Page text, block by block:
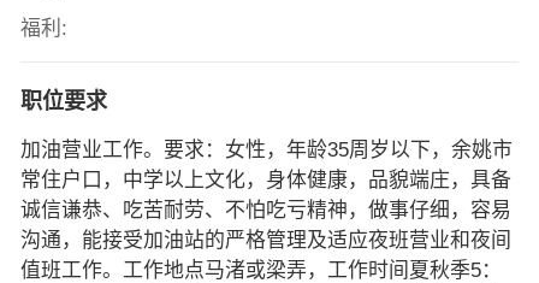
福利:
职位要求
加油营业工作。要求：女性，年龄35周岁以下，余姚市
常住户口，中学以上文化，身体健康，品貌端庄，具备
诚信谦恭、吃苦耐劳、不怕吃亏精神，做事仔细，容易
沟通，能接受加油站的严格管理及适应夜班营业和夜间
值班工作。工作地点马渚或梁弄，工作时间夏秋季5：